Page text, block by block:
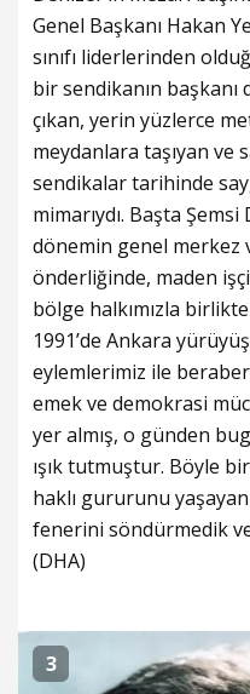
Genel Başkanı Hakan
sınıfı liderlerinden
bir sendikanın başkanı
çıkan, yerin yüzlerce
meydanlara taşıyan ve
sendikalar tarihinde
mimarıydı. Başta
dönemin genel merkez
önderliğinde, maden
bölge halkımızla
1991’de Ankara
eylemlerimiz ile
emek ve demokrasi
yer almış, o günden
ışık tutmuştur. Böyle
haklı gururunu
fenerini söndürmedik
(DHA)
3